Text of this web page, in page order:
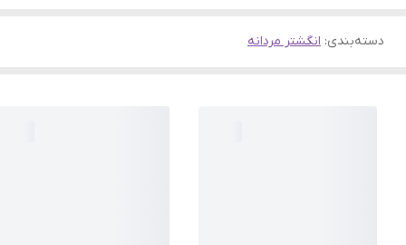
دسته‌بندی: انگشتر مردانه